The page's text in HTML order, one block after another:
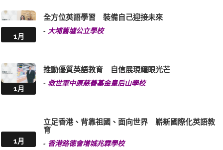
1月
全方位英語學習 裝備自己迎接未來
- 大埔舊墟公立學校
1月
推動優質英語教育 自信展現耀眼光芒
- 救世軍中原慈善基金皇后山學校
1月
立足香港、背靠祖國、面向世界 嶄新國際化英語教
育
- 香港路德會增城兆霖學校